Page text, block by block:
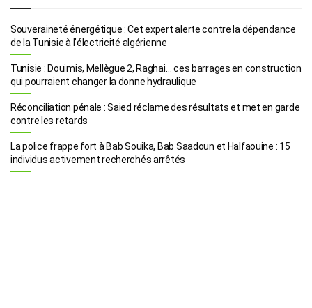
Souveraineté énergétique : Cet expert alerte contre la dépendance
de la Tunisie à l’électricité algérienne
Tunisie : Douimis, Mellègue 2, Raghai… ces barrages en construction
qui pourraient changer la donne hydraulique
Réconciliation pénale : Saied réclame des résultats et met en garde
contre les retards
La police frappe fort à Bab Souika, Bab Saadoun et Halfaouine : 15
individus activement recherchés arrêtés